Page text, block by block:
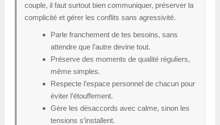
couple, il faut surtout bien communiquer, préserver la
complicité et gérer les conflits sans agressivité.
Parle franchement de tes besoins, sans
attendre que l’autre devine tout.
Préserve des moments de qualité réguliers,
même simples.
Respecte l’espace personnel de chacun pour
éviter l’étouffement.
Gère les désaccords avec calme, sinon les
tensions s’installent.